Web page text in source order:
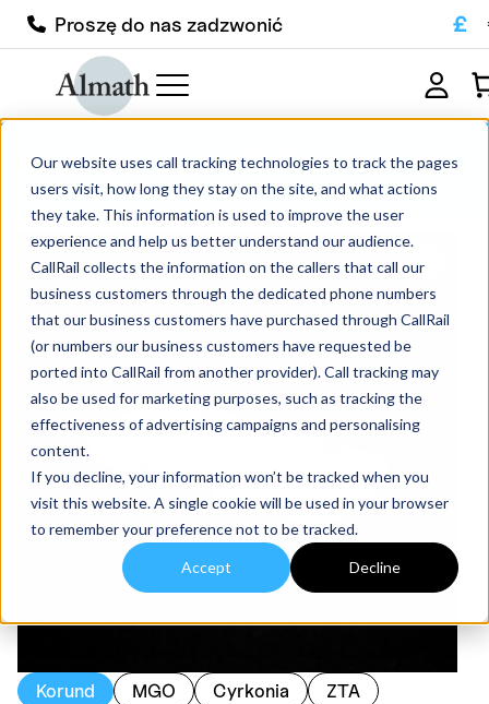
Our website uses call tracking technologies to track the pages
users visit, how long they stay on the site, and what actions
they take. This information is used to improve the user
experience and help us better understand our audience.
CallRail collects the information on the callers that call our
business customers through the dedicated phone numbers
that our business customers have purchased through CallRail
(or numbers our business customers have requested be
ported into CallRail from another provider). Call tracking may
also be used for marketing purposes, such as tracking the
effectiveness of advertising campaigns and personalising
content.
If you decline, your information won’t be tracked when you
visit this website. A single cookie will be used in your browser
to remember your preference not to be tracked.
Accept Decline
Proszę do nas zadzwonić £
BS56 Tygiel z płaskim dnem z tlenku
glinu 10 ml
Korund MGO Cyrkonia ZTA